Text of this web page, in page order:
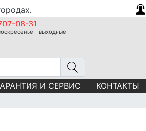
08-31
- выходные
И СЕРВИС КОНТАКТЫ